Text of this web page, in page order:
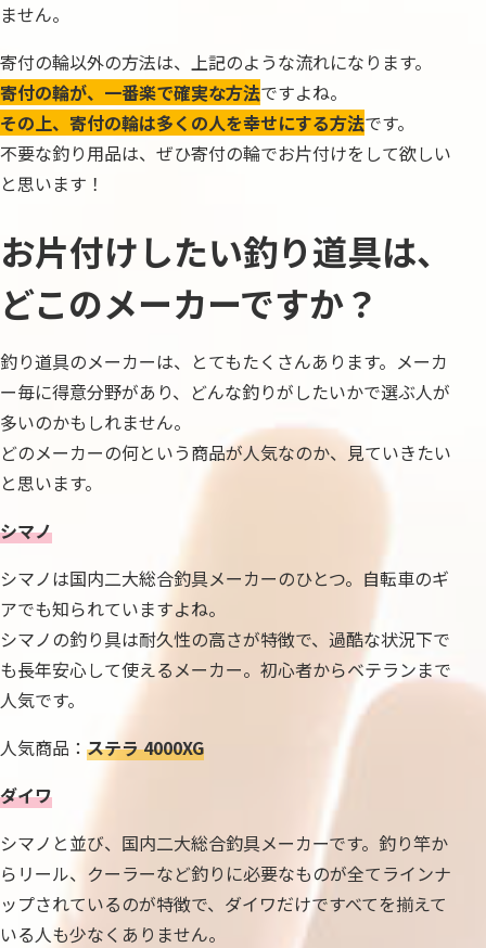
ません。
寄付の輪以外の方法は、上記のような流れになります。
寄付の輪が、一番楽で確実な方法ですよね。
その上、寄付の輪は多くの人を幸せにする方法です。
不要な釣り用品は、ぜひ寄付の輪でお片付けをして欲しい
と思います！
お片付けしたい釣り道具は、
どこのメーカーですか？
釣り道具のメーカーは、とてもたくさんあります。メーカ
ー毎に得意分野があり、どんな釣りがしたいかで選ぶ人が
多いのかもしれません。
どのメーカーの何という商品が人気なのか、見ていきたい
と思います。
シマノ
シマノは国内二大総合釣具メーカーのひとつ。自転車のギ
アでも知られていますよね。
シマノの釣り具は耐久性の高さが特徴で、過酷な状況下で
も長年安心して使えるメーカー。初心者からベテランまで
人気です。
人気商品： ステラ 4000XG
ダイワ
シマノと並び、国内二大総合釣具メーカーです。釣り竿か
らリール、クーラーなど釣りに必要なものが全てラインナ
ップされているのが特徴で、ダイワだけですべてを揃えて
いる人も少なくありません。